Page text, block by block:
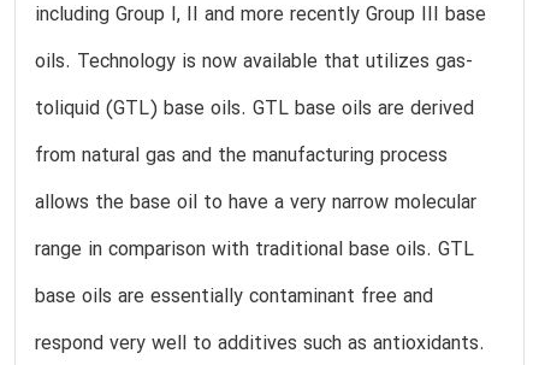
including Group I, II and more recently Group III base
oils. Technology is now available that utilizes gas-
toliquid (GTL) base oils. GTL base oils are derived
from natural gas and the manufacturing process
allows the base oil to have a very narrow molecular
range in comparison with traditional base oils. GTL
base oils are essentially contaminant free and
respond very well to additives such as antioxidants.